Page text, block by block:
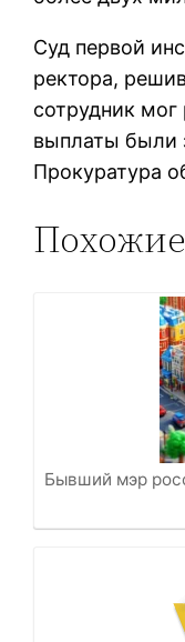
Суд первой
ректора,
сотрудник мог
выплаты были
Прокуратура
Бывший мэр